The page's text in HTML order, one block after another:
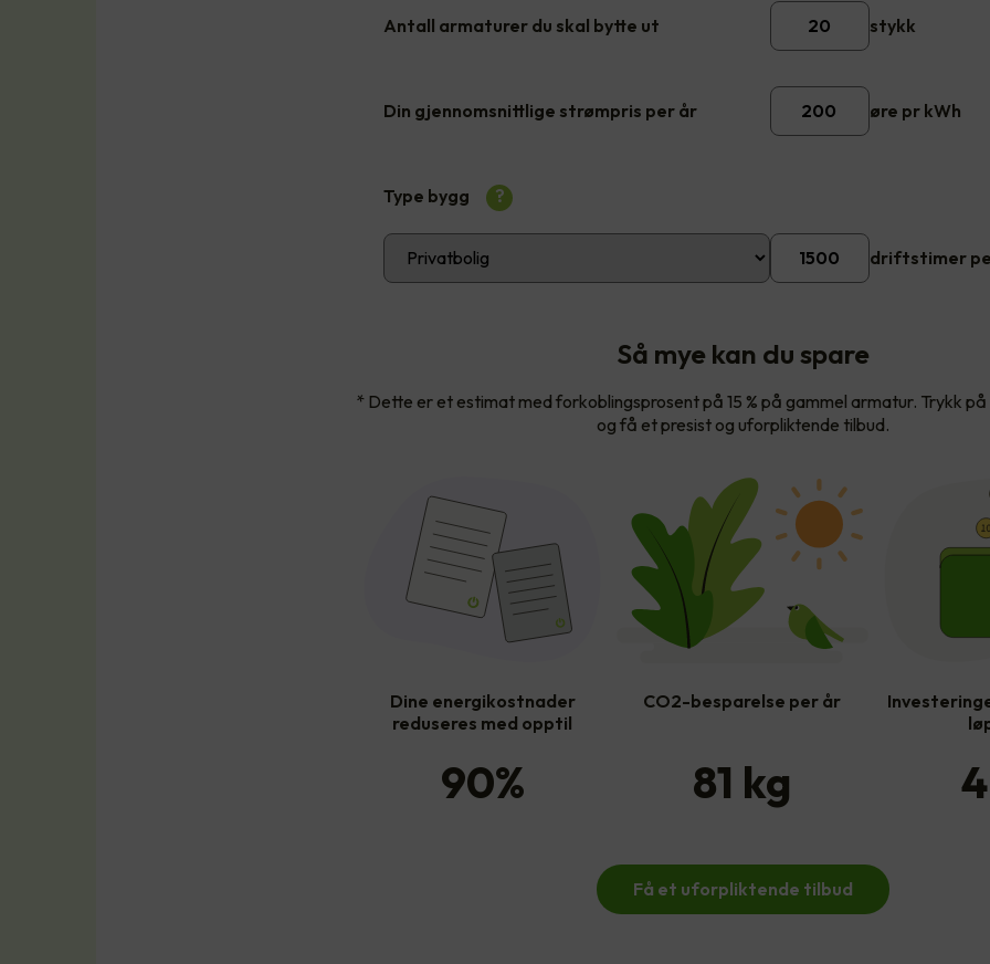
Antall armaturer du skal bytte ut stykk
Din gjennomsnittlige strømpris per år øre pr kWh
Type bygg ?
driftstimer
Så mye kan du spare
* Dette er et estimat med forkoblingsprosent på 15 % på gammel armatur. Trykk
og få et presist og uforpliktende tilbud.
Dine energikostnader
reduseres med opptil
90%
CO2-besparelse per år
81 kg 4
Få et uforpliktende tilbud